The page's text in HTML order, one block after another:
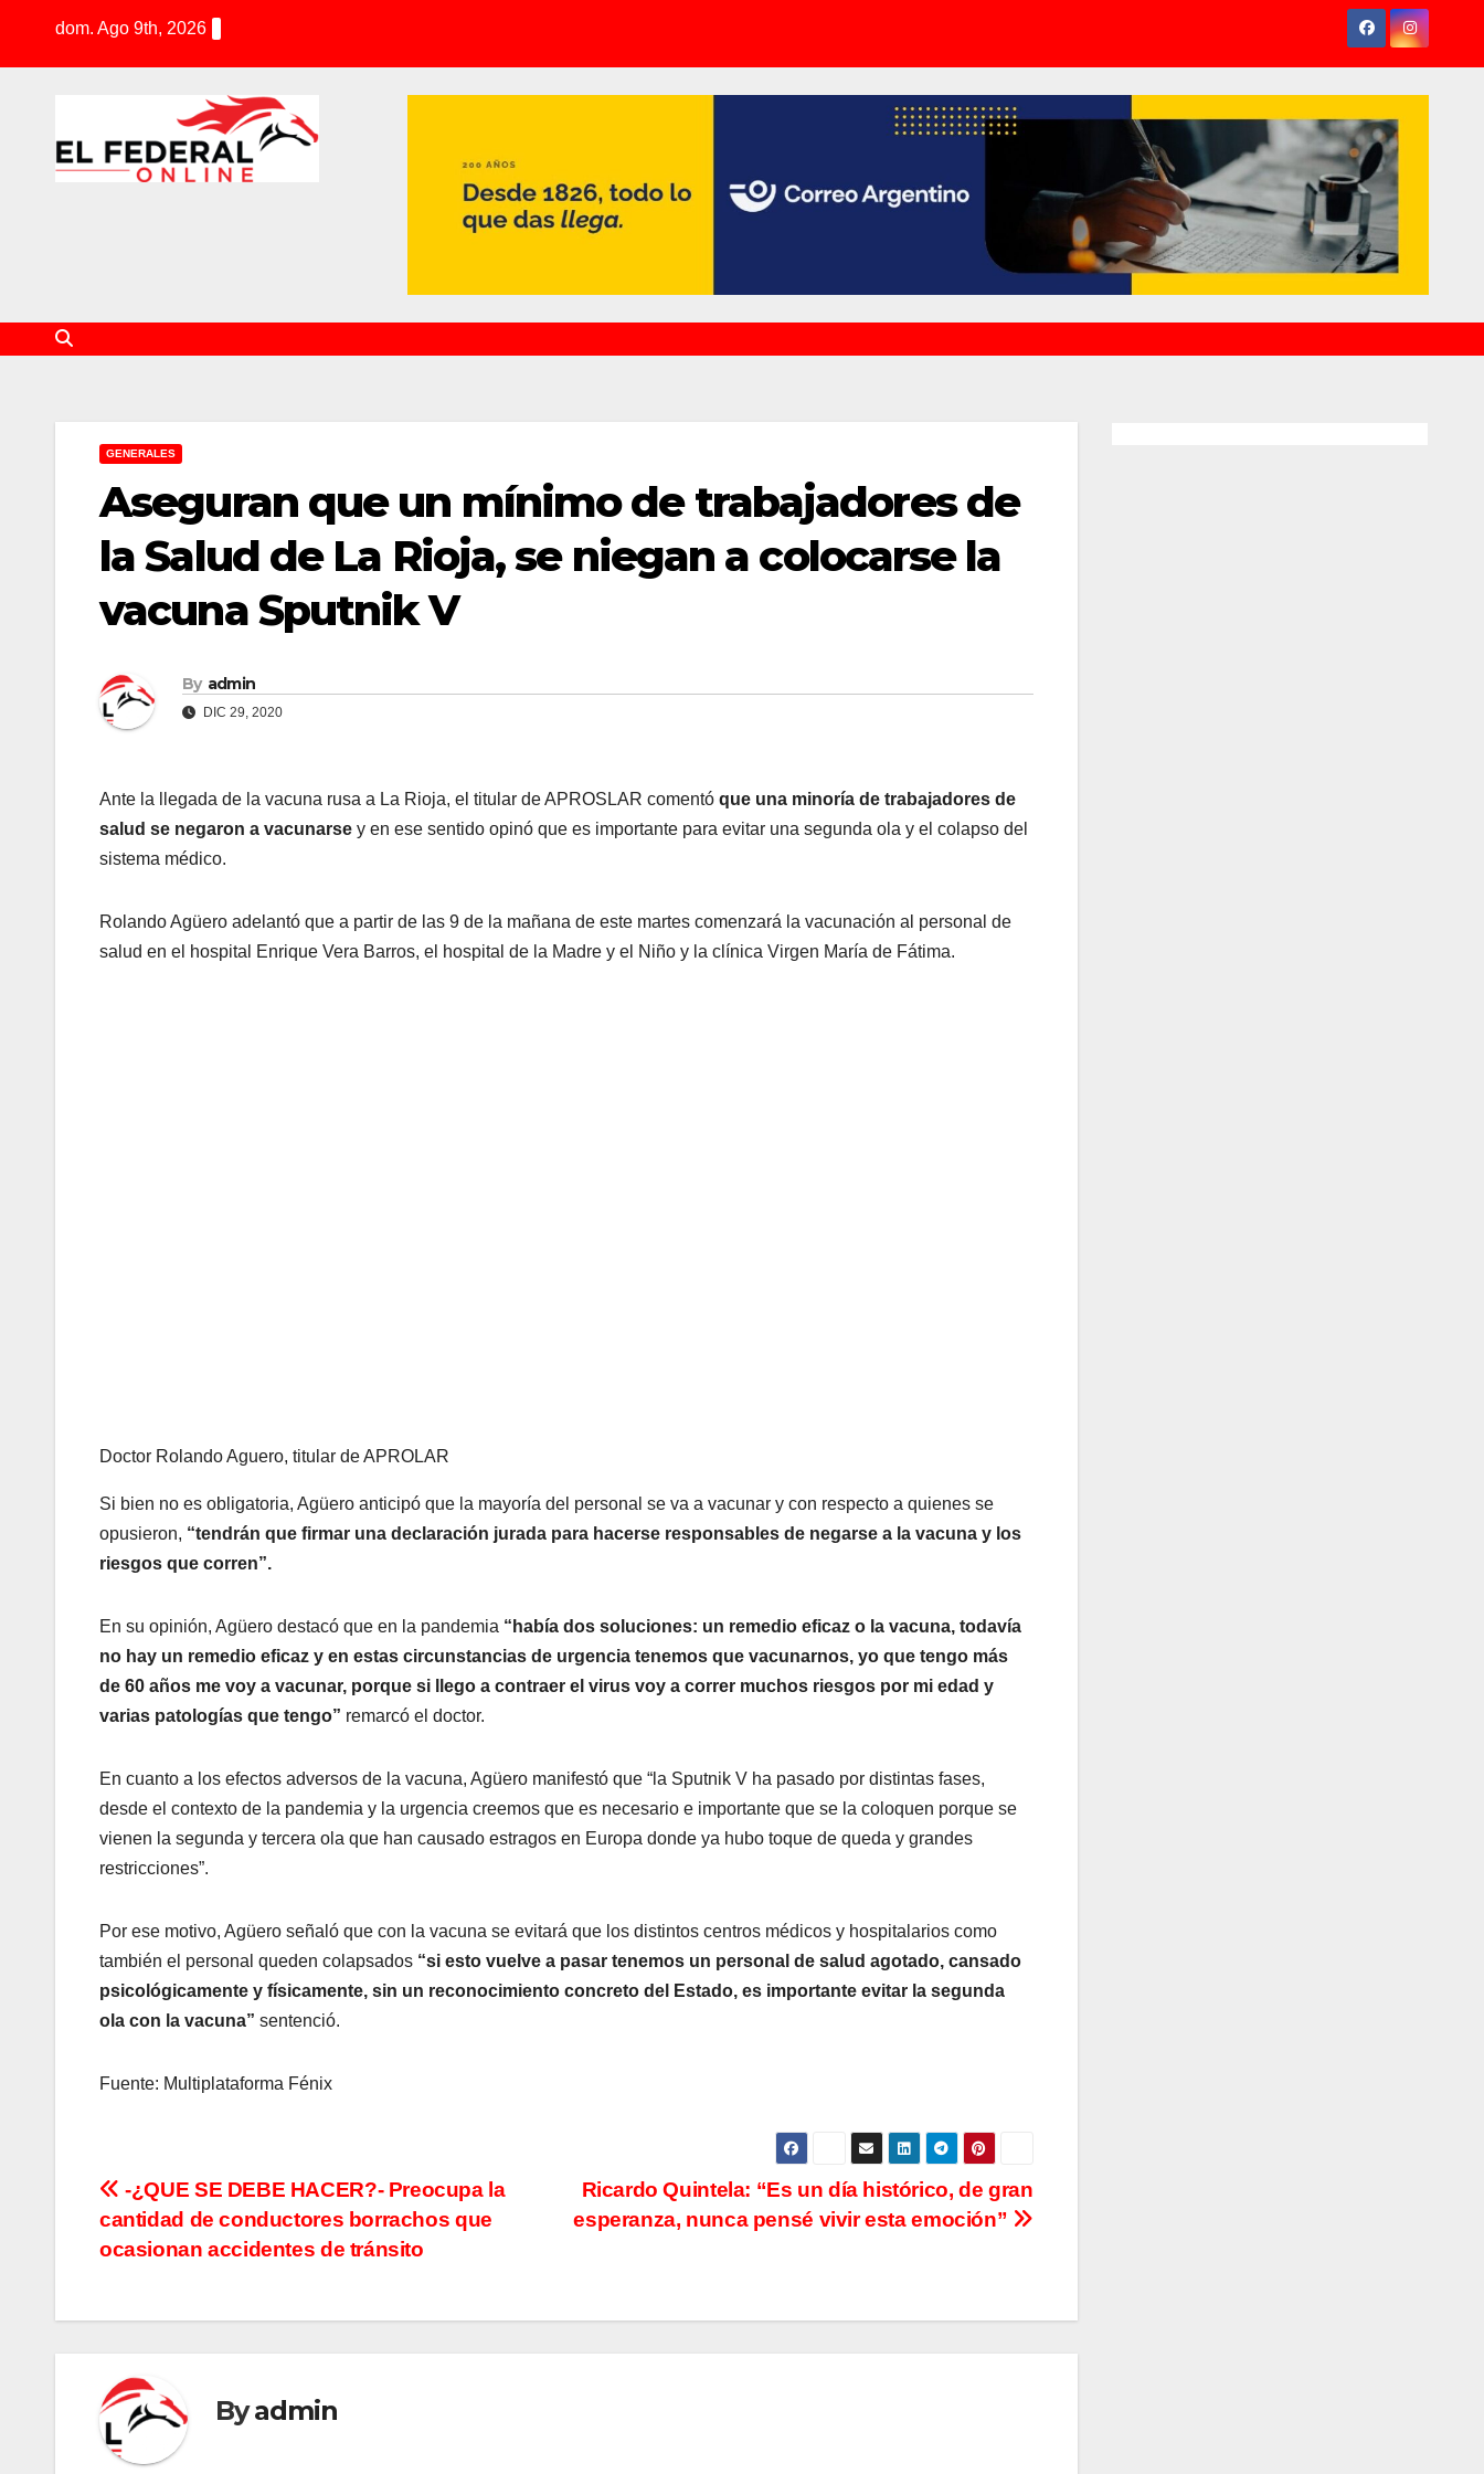
dom. Ago 9th, 2026
GENERALES
Aseguran que un mínimo de trabajadores de
la Salud de La Rioja, se niegan a colocarse la
vacuna Sputnik V
By admin
DIC 29, 2020
Ante la llegada de la vacuna rusa a La Rioja, el titular de APROSLAR comentó que una minoría de trabajadores de
salud se negaron a vacunarse y en ese sentido opinó que es importante para evitar una segunda ola y el colapso del
sistema médico.
Rolando Agüero adelantó que a partir de las 9 de la mañana de este martes comenzará la vacunación al personal de
salud en el hospital Enrique Vera Barros, el hospital de la Madre y el Niño y la clínica Virgen María de Fátima.
Doctor Rolando Aguero, titular de APROLAR
Si bien no es obligatoria, Agüero anticipó que la mayoría del personal se va a vacunar y con respecto a quienes se
opusieron, “tendrán que firmar una declaración jurada para hacerse responsables de negarse a la vacuna y los
riesgos que corren”.
En su opinión, Agüero destacó que en la pandemia “había dos soluciones: un remedio eficaz o la vacuna, todavía
no hay un remedio eficaz y en estas circunstancias de urgencia tenemos que vacunarnos, yo que tengo más
de 60 años me voy a vacunar, porque si llego a contraer el virus voy a correr muchos riesgos por mi edad y
varias patologías que tengo” remarcó el doctor.
En cuanto a los efectos adversos de la vacuna, Agüero manifestó que “la Sputnik V ha pasado por distintas fases,
desde el contexto de la pandemia y la urgencia creemos que es necesario e importante que se la coloquen porque se
vienen la segunda y tercera ola que han causado estragos en Europa donde ya hubo toque de queda y grandes
restricciones”.
Por ese motivo, Agüero señaló que con la vacuna se evitará que los distintos centros médicos y hospitalarios como
también el personal queden colapsados “si esto vuelve a pasar tenemos un personal de salud agotado, cansado
psicológicamente y físicamente, sin un reconocimiento concreto del Estado, es importante evitar la segunda
ola con la vacuna” sentenció.
Fuente: Multiplataforma Fénix
N
a
e
g
a
Ricardo Quintela: “Es un día histórico, de gran
esperanza, nunca pensé vivir esta emoción”
-¿QUE SE DEBE HACER?- Preocupa la
cantidad de conductores borrachos que
ocasionan accidentes de tránsito
Byadmin